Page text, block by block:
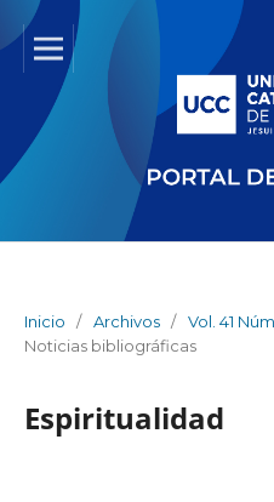
Inicio / Archivos / Vol. 41
Noticias bibliográficas
Espiritualidad